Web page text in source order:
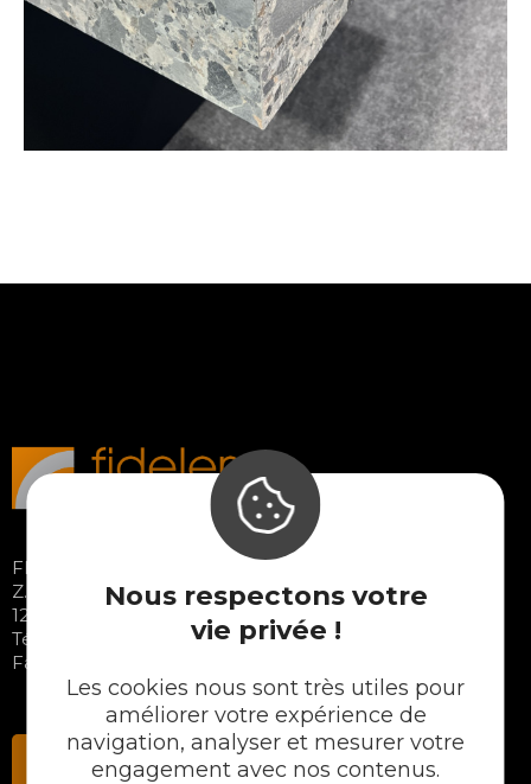
Nous respectons votre
vie privée !
Les cookies nous sont très utiles pour
améliorer votre expérience de
navigation, analyser et mesurer votre
engagement avec nos contenus.
FIDELEM S.A.S
Z.A. les Calsades – 11 avenue de Combecrozes
12340 BOZOULS – FRANCE
Tél. 05 65 48 89 70
Fax : 05 65 48 37 65
Contactez-nous